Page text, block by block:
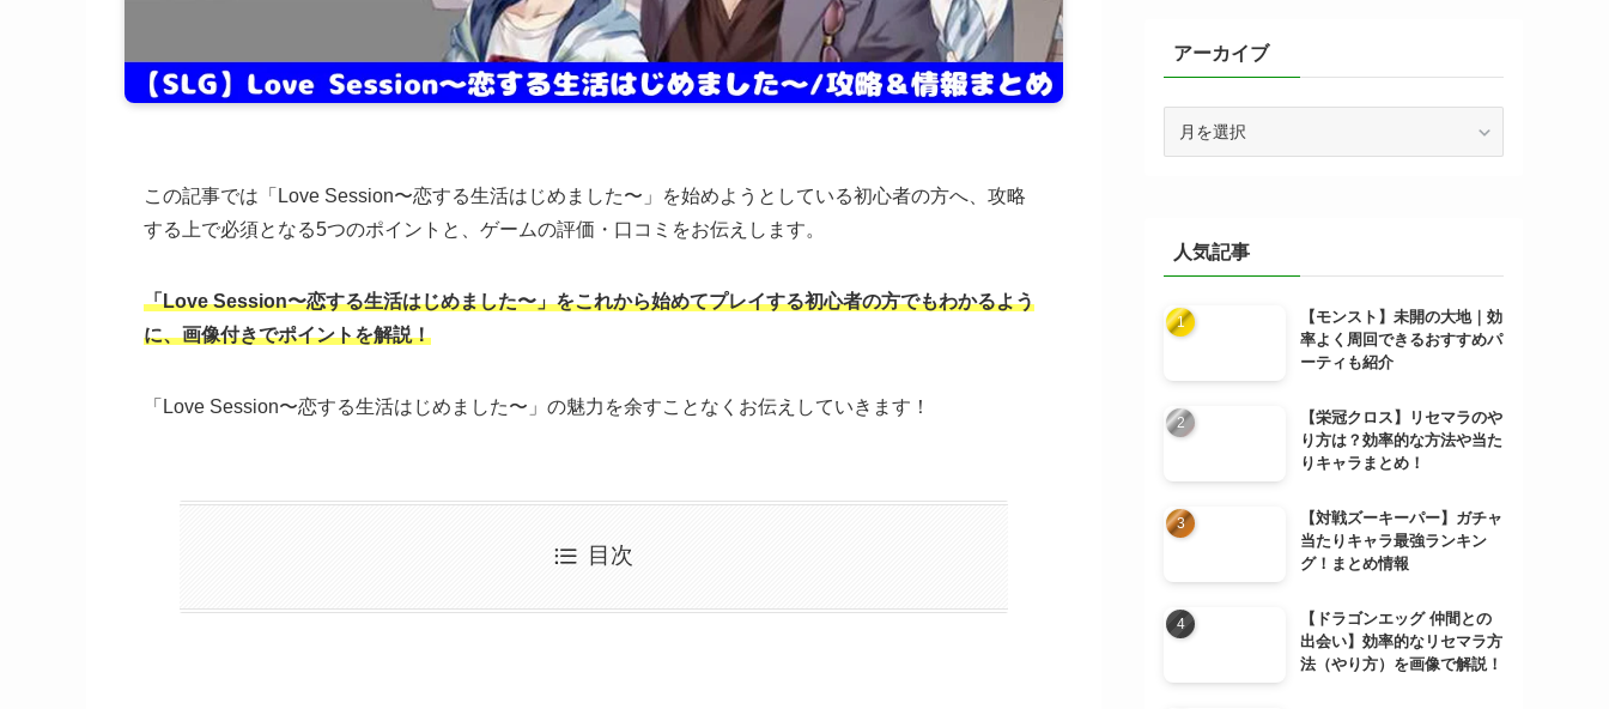
この記事では「Love Session〜恋する生活はじめました〜」を始めようとしている初心者の方へ、攻略
する上で必須となる5つのポイントと、ゲームの評価・口コミをお伝えします。
「Love Session〜恋する生活はじめました〜」をこれから始めてプレイする初心者の方でもわかるよう
に、画像付きでポイントを解説！
「Love Session〜恋する生活はじめました〜」の魅力を余すことなくお伝えしていきます！
目次
アーカイブ
人気記事
【モンスト】未開の大地｜効
率よく周回できるおすすめパ
ーティも紹介
【栄冠クロス】リセマラのや
り方は？効率的な方法や当た
りキャラまとめ！
【対戦ズーキーパー】ガチャ
当たりキャラ最強ランキン
グ！まとめ情報
【ドラゴンエッグ 仲間との
出会い】効率的なリセマラ方
法（やり方）を画像で解説！